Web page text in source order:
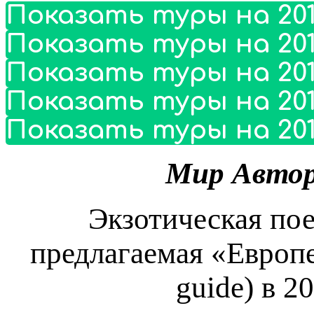
Показать туры на
Показать туры на
Показать туры на
Показать туры на
Показать туры на
Мир
Экзотическая
предлагаемая
guide) в